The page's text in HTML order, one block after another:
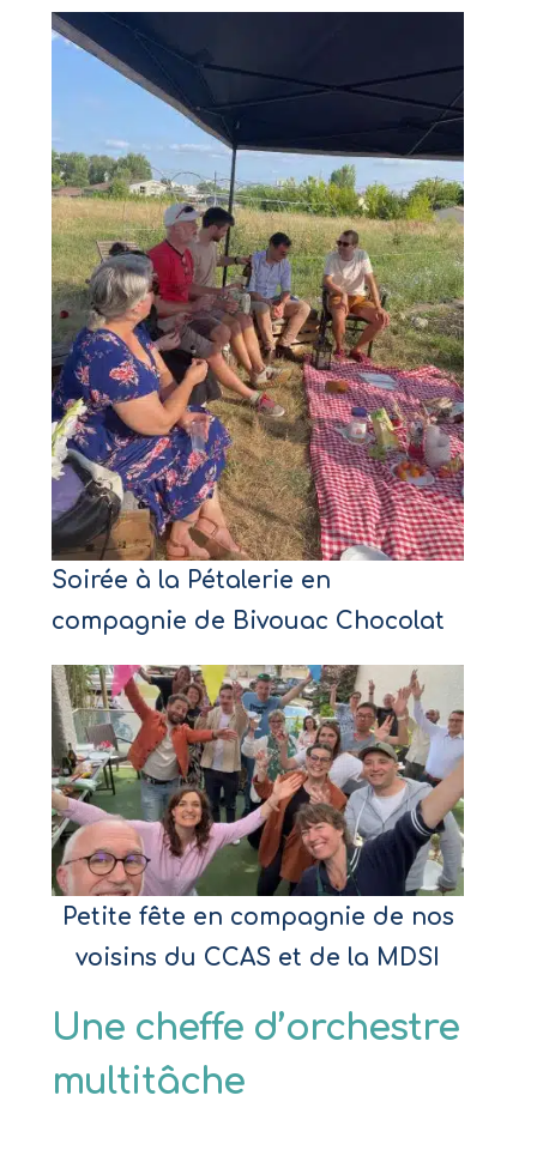
Soirée à la Pétalerie en
compagnie de Bivouac Chocolat
Petite fête en compagnie de nos
voisins du CCAS et de la MDSI
Une cheffe d’orchestre
multitâche